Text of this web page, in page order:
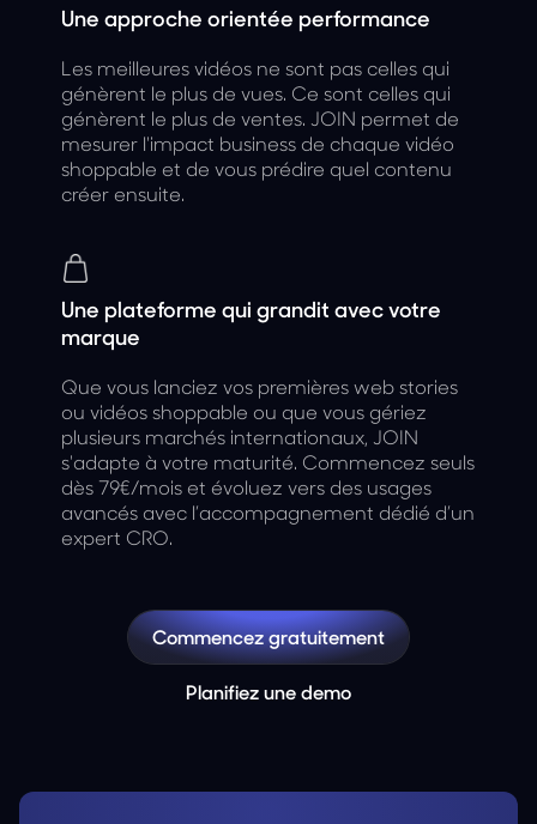
Une approche orientée performance
Les meilleures vidéos ne sont pas celles qui
génèrent le plus de vues. Ce sont celles qui
génèrent le plus de ventes. JOIN permet de
mesurer l'impact business de chaque vidéo
shoppable et de vous prédire quel contenu
créer ensuite.
Une plateforme qui grandit avec votre
marque
Que vous lanciez vos premières web stories
ou vidéos shoppable ou que vous gériez
plusieurs marchés internationaux, JOIN
s'adapte à votre maturité. Commencez seuls
dès 79€/mois et évoluez vers des usages
avancés avec l’accompagnement dédié d’un
expert CRO.
Commencez gratuitement
Planifiez une demo